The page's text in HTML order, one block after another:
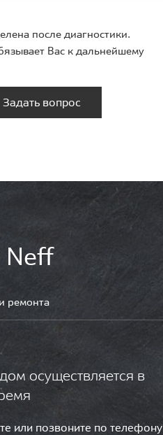
после диагностики.
Вас к дальнейшему
Задать вопрос
Neff
ремонта
осуществляется в
или позвоните по телефону